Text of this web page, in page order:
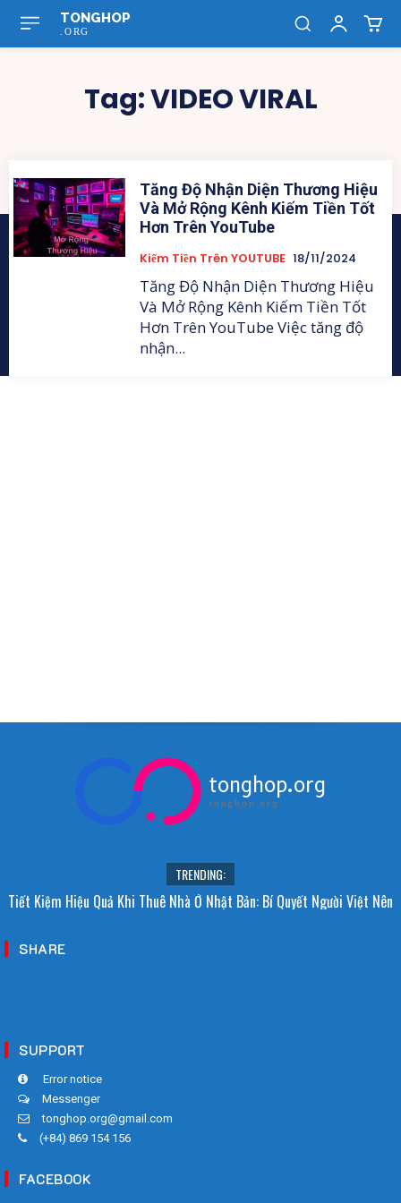
TONGHOP
.ORG
Tag:VIDEO VIRAL
Tăng Độ Nhận Diện Thương Hiệu
Và Mở Rộng Kênh Kiếm Tiền Tốt
Hơn Trên YouTube
Kiếm Tiền Trên YOUTUBE 18/11/2024
Tăng Độ Nhận Diện Thương Hiệu
Và Mở Rộng Kênh Kiếm Tiền Tốt
Hơn Trên YouTube Việc tăng độ
nhận...
tonghop.org
tonghop.org
TRENDING:
Tiết Kiệm Hiệu Quả Khi Thuê Nhà Ở Nhật Bản: Bí Quyết Người Việt Nên
SHARE
SUPPORT
Error notice
Messenger
tonghop.org@gmail.com
(+84) 869 154 156
FACEBOOK